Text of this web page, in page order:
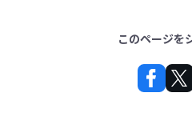
このページを